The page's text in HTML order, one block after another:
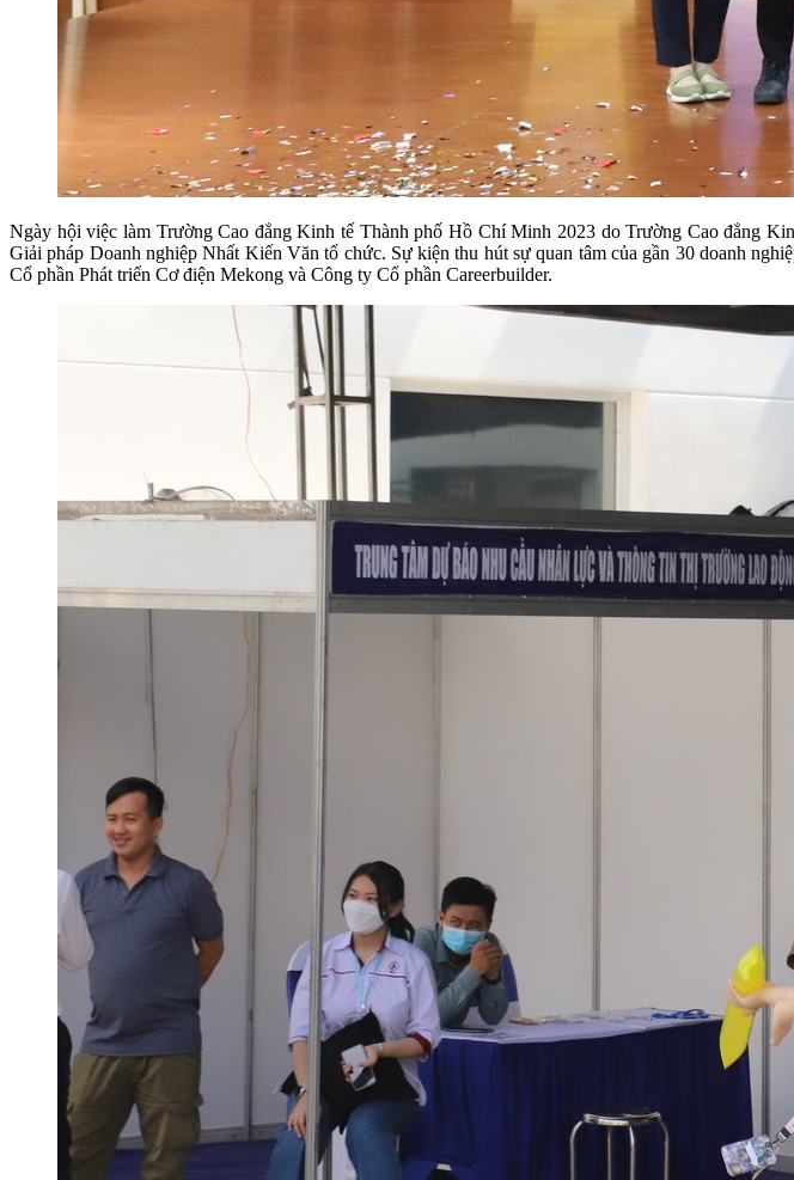
Ngày hội việc làm Trường Cao đẳng Kinh tế Thành phố Hồ Chí Minh 2023 do Trường Cao đẳng
Giải pháp Doanh nghiệp Nhất Kiến Văn tổ chức. Sự kiện thu hút sự quan tâm của gần 30 doanh
Cổ phần Phát triển Cơ điện Mekong và Công ty Cổ phần Careerbuilder.